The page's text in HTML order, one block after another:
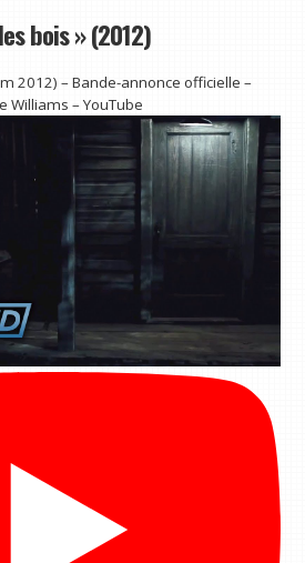
bois » (2012)
2012) – Bande-annonce officielle –
Williams – YouTube